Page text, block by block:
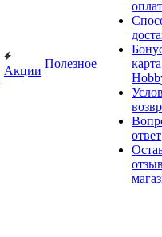
Акции
Полезное
карта
ответ